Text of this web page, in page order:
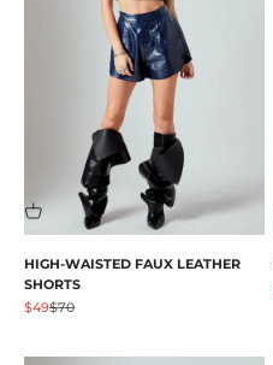
HIGH-WAISTED FAUX LEATHER
SHORTS
Prezzo scontato
$49Prezzo
$70